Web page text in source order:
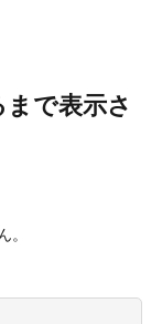
で表示さ
。